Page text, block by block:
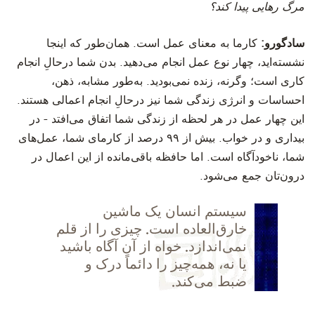
مرگ رهایی پیدا کند؟
سادگورو: کارما به معنای عمل است. همان‌طور که اینجا
نشسته‌اید، چهار نوع عمل انجام می‌دهید. بدن شما درحالِ انجام
کاری است؛ وگرنه، زنده نمی‌بودید. به‌طور مشابه، ذهن،
احساسات و انرژی زندگی شما نیز درحالِ انجام اعمالی هستند.
این چهار عمل در هر لحظه از زندگی شما اتفاق می‌افتد - در
بیداری و در خواب. بیش از ۹۹ درصد از کارمای شما، عمل‌های
شما، ناخودآگاه است. اما حافظه باقی‌مانده از این اعمال در
درون‌تان جمع می‌شود.
سیستم انسان یک ماشین
خارق‌العاده است. چیزی را از قلم
نمی‌اندازد. خواه از آن آگاه باشید
یا نه، همه‌چیز را دائماً درک و
ضبط می‌کند.